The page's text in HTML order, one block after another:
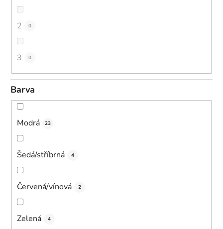
2 0
3 0
Barva
Modrá 23
Šedá/stříbrná 4
Červená/vínová 2
Zelená 4